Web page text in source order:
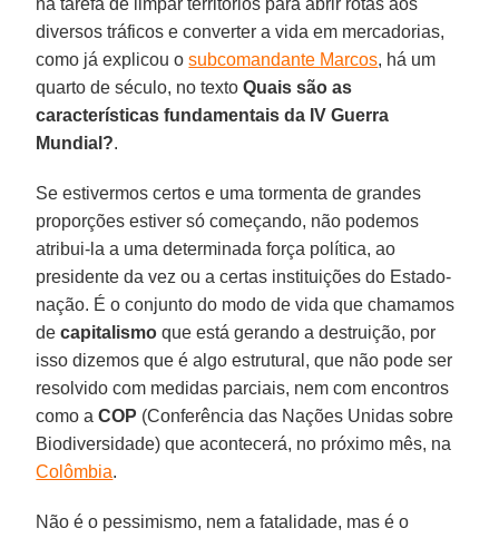
diversos tráficos e converter a vida em mercadorias,
como já explicou osubcomandante Marcos, há um
quarto de século, no textoQuais são as
características fundamentais da IV Guerra
Mundial?.
Se estivermos certos e uma tormenta de grandes
proporções estiver só começando, não podemos
atribui-la a uma determinada força política, ao
presidente da vez ou a certas instituições do Estado-
nação. É o conjunto do modo de vida que chamamos
decapitalismo que está gerando a destruição, por
isso dizemos que é algo estrutural, que não pode ser
resolvido com medidas parciais, nem com encontros
como aCOP (Conferência das Nações Unidas sobre
Biodiversidade) que acontecerá, no próximo mês, na
Colômbia.
Não é o pessimismo, nem a fatalidade, mas é o